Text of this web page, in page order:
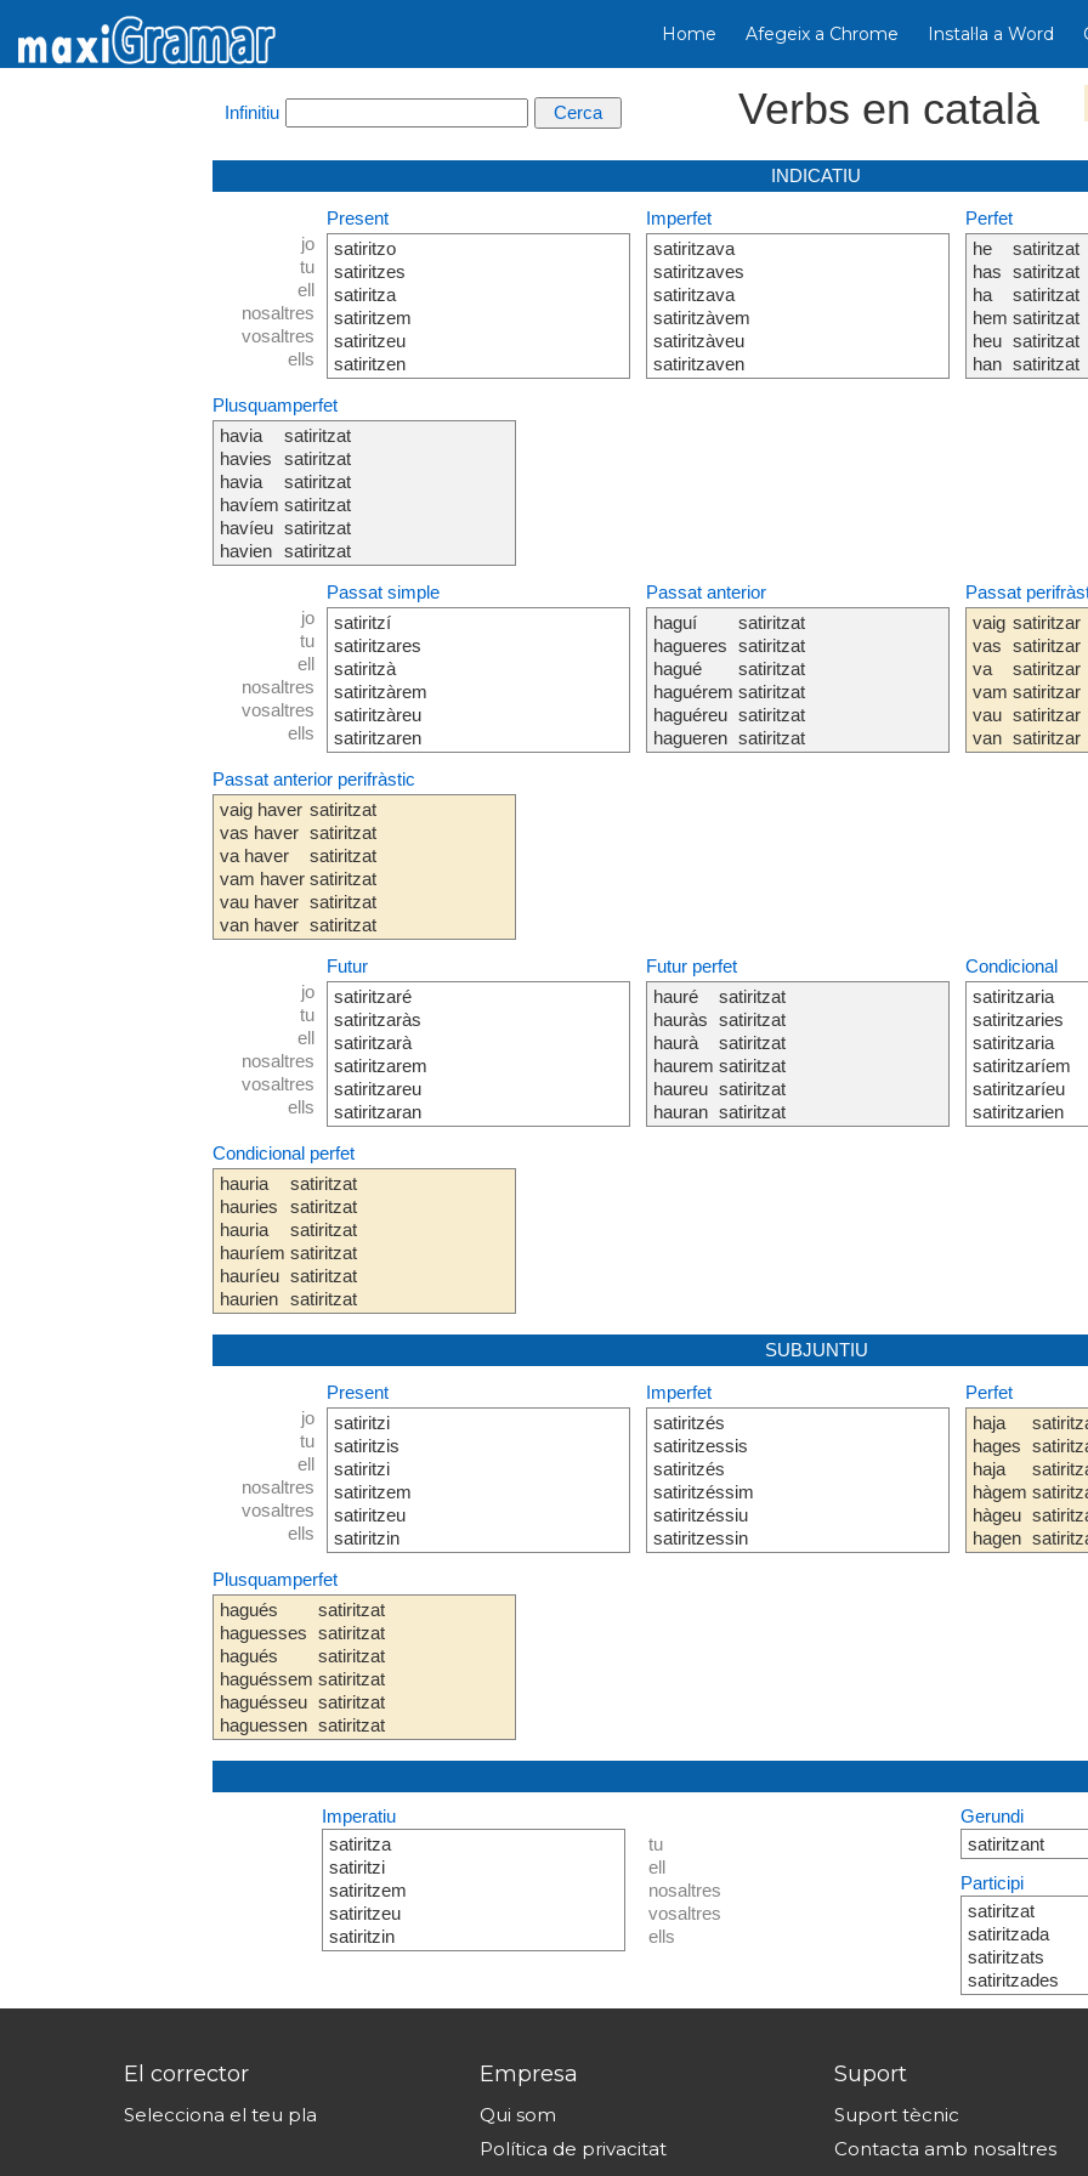
Home Afegeix a Chrome Instal·la a Word
Infinitiu Verbs en català
INDICATIU
jo
tu
ell
nosaltres
vosaltres
ells
Present
satiritzo
satiritzes
satiritza
satiritzem
satiritzeu
satiritzen
Imperfet
satiritzava
satiritzaves
satiritzava
satiritzàvem
satiritzàveu
satiritzaven
Perfet
he
has
ha
hem
heu
han
satiritzat
satiritzat
satiritzat
satiritzat
satiritzat
satiritzat
Plusquamperfet
havia
havies
havia
havíem
havíeu
havien
satiritzat
satiritzat
satiritzat
satiritzat
satiritzat
satiritzat
jo
tu
ell
nosaltres
vosaltres
ells
Passat simple
satiritzí
satiritzares
satiritzà
satiritzàrem
satiritzàreu
satiritzaren
Passat anterior
haguí
hagueres
hagué
haguérem
haguéreu
hagueren
satiritzat
satiritzat
satiritzat
satiritzat
satiritzat
satiritzat
Passat
vaig
vas
va
vam
vau
van
satiritzar
satiritzar
satiritzar
satiritzar
satiritzar
satiritzar
Passat anterior perifràstic
vaig haver
vas haver
va haver
vam haver
vau haver
van haver
satiritzat
satiritzat
satiritzat
satiritzat
satiritzat
satiritzat
jo
tu
ell
nosaltres
vosaltres
ells
Futur
satiritzaré
satiritzaràs
satiritzarà
satiritzarem
satiritzareu
satiritzaran
Futur perfet
hauré
hauràs
haurà
haurem
haureu
hauran
satiritzat
satiritzat
satiritzat
satiritzat
satiritzat
satiritzat
Condicional
satiritzaria
satiritzaries
satiritzaria
satiritzaríem
satiritzaríeu
satiritzarien
Condicional perfet
hauria
hauries
hauria
hauríem
hauríeu
haurien
satiritzat
satiritzat
satiritzat
satiritzat
satiritzat
satiritzat
SUBJUNTIU
jo
tu
ell
nosaltres
vosaltres
ells
Present
satiritzi
satiritzis
satiritzi
satiritzem
satiritzeu
satiritzin
Imperfet
satiritzés
satiritzessis
satiritzés
satiritzéssim
satiritzéssiu
satiritzessin
Perfet
haja
hages
haja
hàgem
hàgeu
hagen
Plusquamperfet
hagués
haguesses
hagués
haguéssem
haguésseu
haguessen
satiritzat
satiritzat
satiritzat
satiritzat
satiritzat
satiritzat
Imperatiu
satiritza
satiritzi
satiritzem
satiritzeu
satiritzin
tu
ell
nosaltres
vosaltres
ells
Gerundi
satiritzant
Participi
satiritzat
satiritzada
satiritzats
satiritzades
El corrector
Selecciona el teu pla
Empresa
Qui som
Política de privacitat
Suport
Suport tècnic
Contacta amb nosaltres